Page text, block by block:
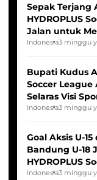
Sepak Terjang
HYDROPLUS
Jalan untuk
Indonesia Putri
Indonesia3 minggu
Bupati Kudus
Soccer League
Selaras Visi
Indonesia3 minggu
Goal Aksis U-
Bandung U-18
HYDROPLUS
2025/2026
Indonesia3 minggu